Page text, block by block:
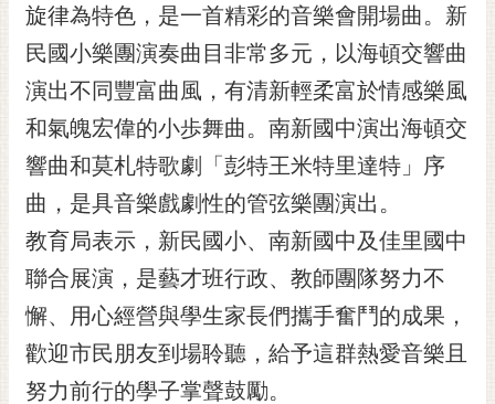
箱
English
日
本
語
隱
私
權
及
安
全
政
策
旋律為特色，是一首精彩的音樂會開場曲。新
民國小樂團演奏曲目非常多元，以海頓交響曲
演出不同豐富曲風，有清新輕柔富於情感樂風
和氣魄宏偉的小歩舞曲。南新國中演出海頓交
響曲和莫札特歌劇「彭特王米特里達特」序
曲，是具音樂戲劇性的管弦樂團演出。
教育局表示，新民國小、南新國中及佳里國中
聯合展演，是藝才班行政、教師團隊努力不
懈、用心經營與學生家長們攜手奮鬥的成果，
歡迎市民朋友到場聆聽，給予這群熱愛音樂且
努力前行的學子掌聲鼓勵。